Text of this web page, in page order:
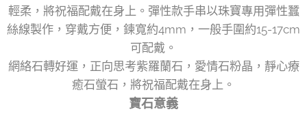
輕柔，將祝福配戴在身上。彈性款手串以珠寶專用彈性蠶
絲線製作，穿戴方便，鍊寬約4mm，一般手圍約15-17cm
可配戴。
網絡石轉好運，正向思考紫羅蘭石，愛情石粉晶，靜心療
癒石螢石，將祝福配戴在身上。
寶石意義